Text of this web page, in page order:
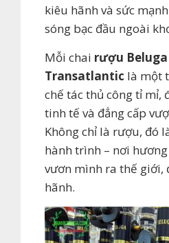
kiêu hãnh và sức
sóng bạc đầu ngoài
Mỗi chai rượu
Transatlantic là một
chế tác thủ công tỉ mỉ,
tinh tế và đẳng cấp
Không chỉ là rượu, đó
hành trình – nơi
vươn mình ra thế giới,
hãnh.